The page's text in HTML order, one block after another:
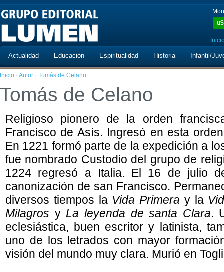
u$
Actualidad Educación Espiritualidad Historia Infantil/
Inicio · Autor · Tomás de Celano
Tomás de Celano
Religioso pionero de la orden
Francisco de Asís. Ingresó en esta
En 1221 formó parte de la expedición a
fue nombrado Custodio del grupo de
1224 regresó a Italia. El 16 de julio
canonización de san Francisco.
diversos tiempos la Vida Primera y la
Milagros y La leyenda de santa Clara.
eclesiástica, buen escritor y latinista,
uno de los letrados con mayor
visión del mundo muy clara. Murió en